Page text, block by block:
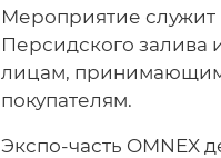
Мероприятие служит
Персидского залива
лицам, принимающим
покупателям.
Экспо-часть OMNEX